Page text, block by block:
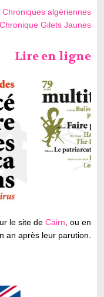
Chroniques algériennes
Chronique Gilets Jaunes
Lire en ligne
le site deCairn, ou en
an après leur parution.